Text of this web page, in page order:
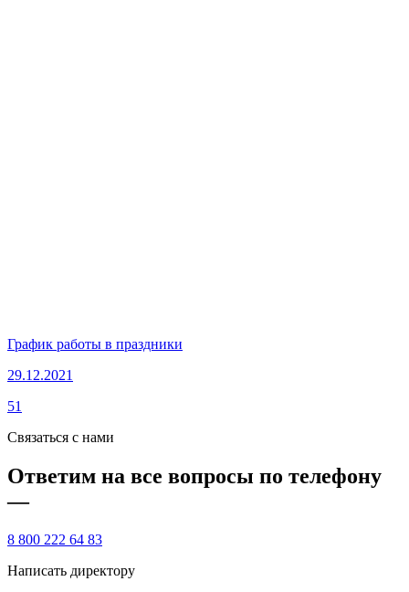
График работы в праздники
29.12.2021
51
Связаться с нами
Ответим на все вопросы по телефону
—
8 800 222 64 83
Написать директору